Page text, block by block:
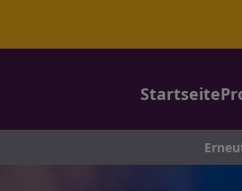
Startseite
Erneut